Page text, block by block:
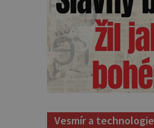
Vesmír a technologie